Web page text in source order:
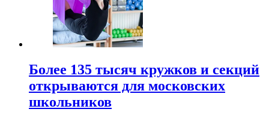
Более 135 тысяч кружков и секций
открываются для московских
школьников